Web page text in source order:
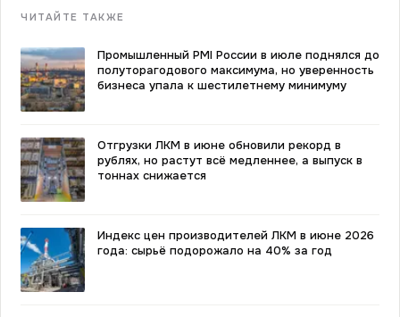
ЧИТАЙТЕ ТАКЖЕ
Промышленный PMI России в июле поднялся до
полуторагодового максимума, но уверенность
бизнеса упала к шестилетнему минимуму
Отгрузки ЛКМ в июне обновили рекорд в
рублях, но растут всё медленнее, а выпуск в
тоннах снижается
Индекс цен производителей ЛКМ в июне 2026
года: сырьё подорожало на 40% за год